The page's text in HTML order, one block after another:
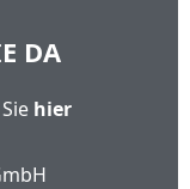
DA
hier